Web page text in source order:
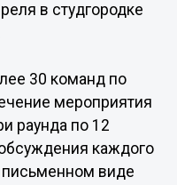
в студгородке
30 команд по
мероприятия
раунда по 12
каждого
письменном виде